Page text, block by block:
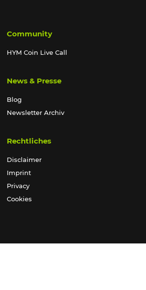
Community
HYM Coin Live Call
News & Presse
Blog
Newsletter Archiv
Rechtliches
Disclaimer
Imprint
Privacy
Cookies